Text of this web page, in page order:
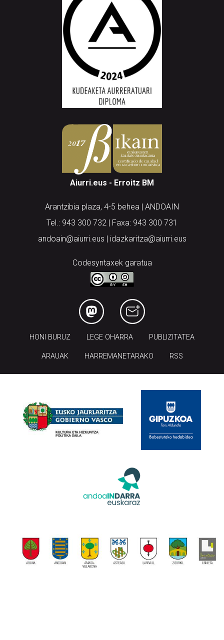
Aiurri.eus - Erroitz BM
Arantzibia plaza, 4-5 behea | ANDOAIN
Tel.: 943 300 732 | Faxa: 943 300 731
andoain@aiurri.eus | idazkaritza@aiurri.eus
Codesyntaxek garatua
HONI BURUZ LEGE OHARRA PUBLIZITATEA
ARAUAK HARREMANETARAKO RSS